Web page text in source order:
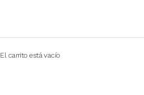
El carrito está vacío